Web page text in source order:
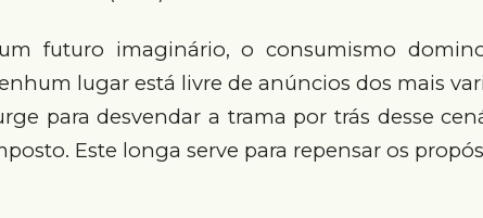
futuro imaginário, o consumismo
lugar está livre de anúncios dos mais
para desvendar a trama por trás desse
Este longa serve para repensar os